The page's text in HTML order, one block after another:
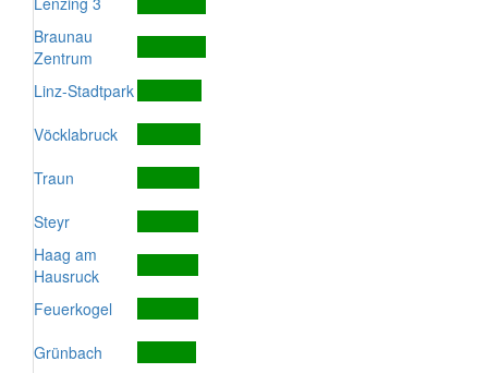
Braunau
Zentrum
Linz-Stadtpark
Vöcklabruck
Traun
Steyr
Haag am
Hausruck
Feuerkogel
Grünbach